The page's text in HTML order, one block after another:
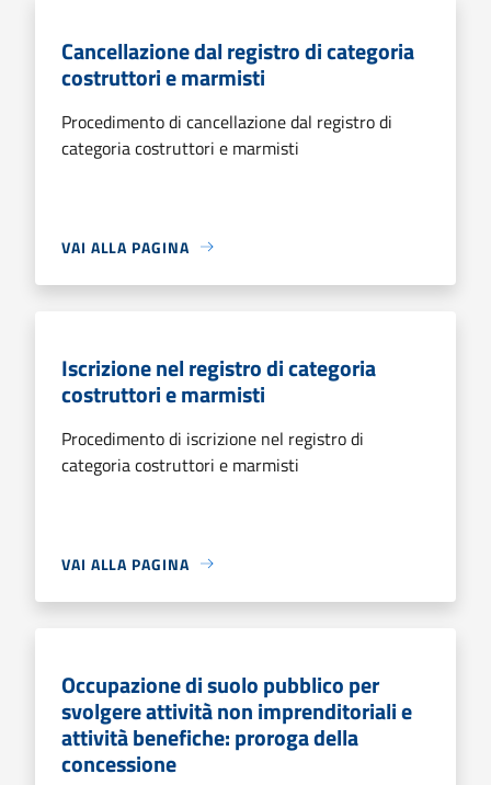
Cancellazione dal registro di categoria
costruttori e marmisti
Procedimento di cancellazione dal registro di
categoria costruttori e marmisti
VAI ALLA PAGINA
Iscrizione nel registro di categoria
costruttori e marmisti
Procedimento di iscrizione nel registro di
categoria costruttori e marmisti
VAI ALLA PAGINA
Occupazione di suolo pubblico per
svolgere attività non imprenditoriali e
attività benefiche: proroga della
concessione